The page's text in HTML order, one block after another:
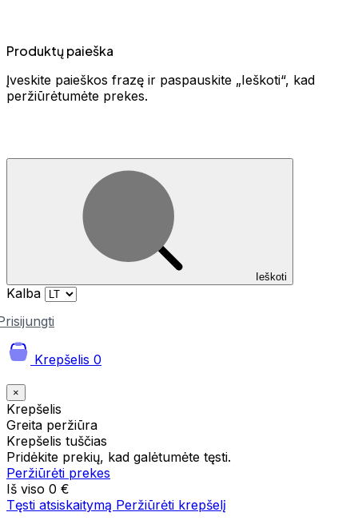
Produktų paieška
Įveskite paieškos frazę ir paspauskite „Ieškoti“, kad
peržiūrėtumėte prekes.
Ieškoti
Kalba
Krepšelis 0
×
Krepšelis
Greita peržiūra
Krepšelis tuščias
Pridėkite prekių, kad galėtumėte tęsti.
Peržiūrėti prekes
Iš viso 0 €
Tęsti atsiskaitymą Peržiūrėti krepšelį